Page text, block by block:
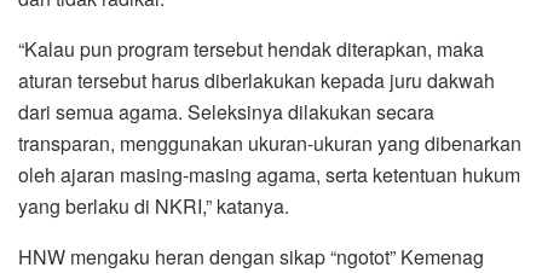
“Kalau pun program tersebut hendak diterapkan, maka
aturan tersebut harus diberlakukan kepada juru dakwah
dari semua agama. Seleksinya dilakukan secara
transparan, menggunakan ukuran-ukuran yang dibenarkan
oleh ajaran masing-masing agama, serta ketentuan hukum
yang berlaku di NKRI,” katanya.
HNW mengaku heran dengan sikap “ngotot” Kemenag